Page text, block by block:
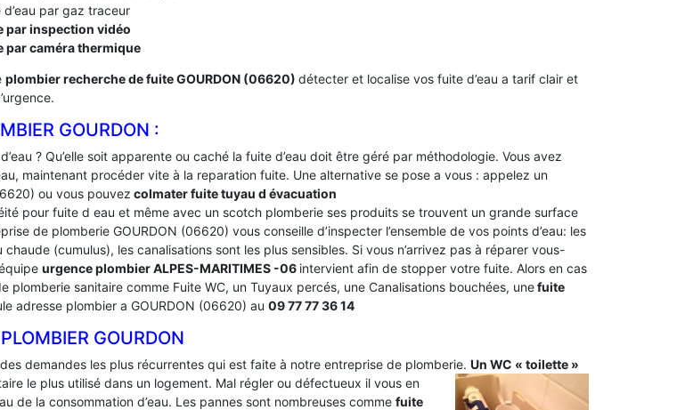
par gaz traceur
par inspection vidéo
par caméra thermique
plombier recherche de fuite GOURDON (06620) détecter et localise vos fuite d’eau a tarif clair et
GOURDON :
? Qu’elle soit apparente ou caché la fuite d’eau doit être géré par méthodologie. Vous avez
maintenant procéder vite à la reparation fuite. Une alternative se pose a vous : appelez un
ou vous pouvez colmater fuite tuyau d évacuation
pour fuite d eau et même avec un scotch plomberie ses produits se trouvent un grande surface
de plomberie GOURDON (06620) vous conseille d’inspecter l’ensemble de vos points d’eau: les
chaude (cumulus), les canalisations sont les plus sensibles. Si vous n’arrivez pas à réparer vous-
urgence plombier ALPES-MARITIMES -06 intervient afin de stopper votre fuite. Alors en cas
plomberie sanitaire comme Fuite WC, un Tuyaux percés, une Canalisations bouchées, unefuite
adresse plombier a GOURDON (06620) au 09 77 77 36 14
GOURDON
des demandes les plus récurrentes qui est faite à notre entreprise de plomberie. Un WC « toilette »
le plus utilisé dans un logement. Mal régler ou défectueux il vous en
de la consommation d’eau. Les pannes sont nombreuses comme fuite